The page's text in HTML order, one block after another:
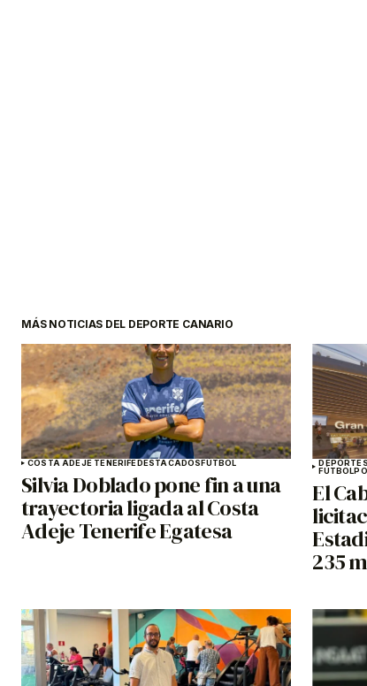
MÁS NOTICIAS DEL DEPORTE CANARIO
COSTA ADEJE TENERIFEDESTACADOSFÚTBOL
Silvia Doblado pone fin a una
trayectoria ligada al Costa
Adeje Tenerife Egatesa
FÚTBOL
El
235